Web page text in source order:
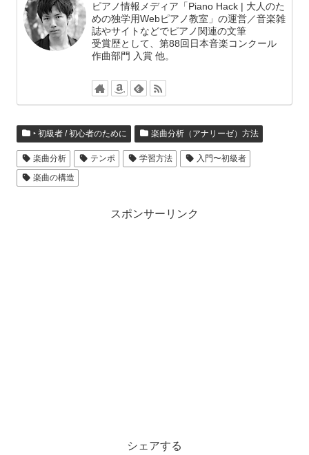
ピアノ情報メディア「Piano Hack | 大人のた
めの独学用Webピアノ教室」の運営／音楽雑
誌やサイトなどでピアノ関連の文筆
受賞歴として、第88回日本音楽コンクール
作曲部門 入賞 他。
‣ 初級者 / 初心者のために 楽曲分析（アナリーゼ）方法
楽曲分析 テンポ 学習方法
入門〜初級者
楽曲の構造
スポンサーリンク
シェアする